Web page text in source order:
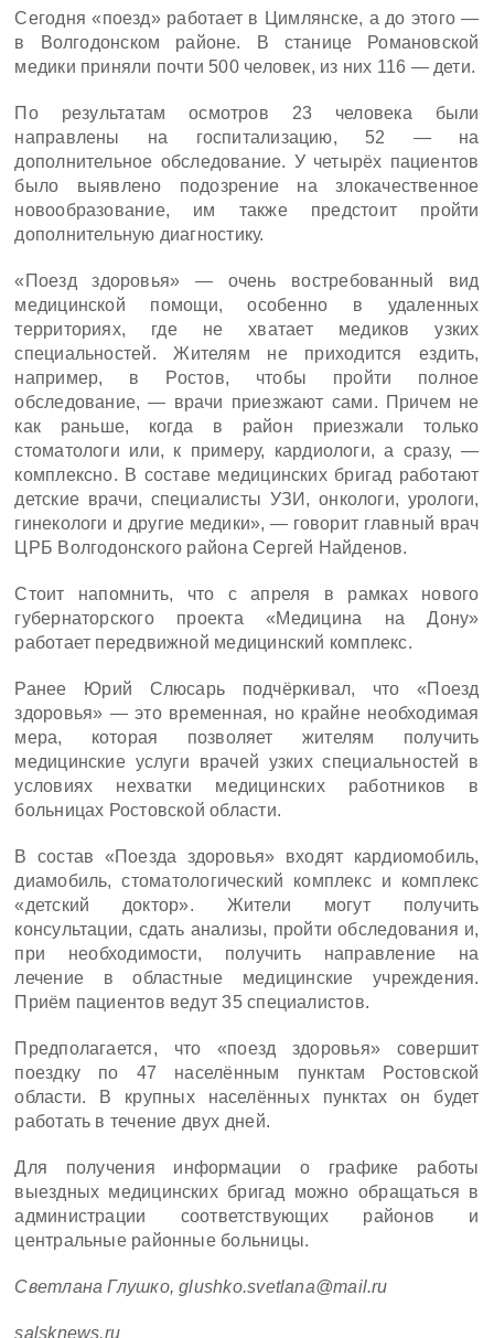
Сегодня «поезд» работает в Цимлянске, а до этого —
в Волгодонском районе. В станице Романовской
медики приняли почти 500 человек, из них 116 — дети.
По результатам осмотров 23 человека были
направлены на госпитализацию, 52 — на
дополнительное обследование. У четырёх пациентов
было выявлено подозрение на злокачественное
новообразование, им также предстоит пройти
дополнительную диагностику.
«Поезд здоровья» — очень востребованный вид
медицинской помощи, особенно в удаленных
территориях, где не хватает медиков узких
специальностей. Жителям не приходится ездить,
например, в Ростов, чтобы пройти полное
обследование, — врачи приезжают сами. Причем не
как раньше, когда в район приезжали только
стоматологи или, к примеру, кардиологи, а сразу, —
комплексно. В составе медицинских бригад работают
детские врачи, специалисты УЗИ, онкологи, урологи,
гинекологи и другие медики», — говорит главный врач
ЦРБ Волгодонского района Сергей Найденов.
Стоит напомнить, что с апреля в рамках нового
губернаторского проекта «Медицина на Дону»
работает передвижной медицинский комплекс.
Ранее Юрий Слюсарь подчёркивал, что «Поезд
здоровья» — это временная, но крайне необходимая
мера, которая позволяет жителям получить
медицинские услуги врачей узких специальностей в
условиях нехватки медицинских работников в
больницах Ростовской области.
В состав «Поезда здоровья» входят кардиомобиль,
диамобиль, стоматологический комплекс и комплекс
«детский доктор». Жители могут получить
консультации, сдать анализы, пройти обследования и,
при необходимости, получить направление на
лечение в областные медицинские учреждения.
Приём пациентов ведут 35 специалистов.
Предполагается, что «поезд здоровья» совершит
поездку по 47 населённым пунктам Ростовской
области. В крупных населённых пунктах он будет
работать в течение двух дней.
Для получения информации о графике работы
выездных медицинских бригад можно обращаться в
администрации соответствующих районов и
центральные районные больницы.
Светлана Глушко, glushko.svetlana@mail.ru
salsknews.ru